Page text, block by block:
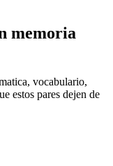
memoria
vocabulario,
estos pares dejen de